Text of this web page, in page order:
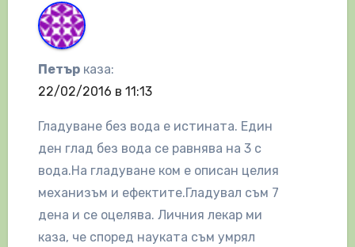
Петър каза:
22/02/2016 в 11:13
Гладуване без вода е истината. Един
ден глад без вода се равнява на 3 с
вода.На гладуване ком е описан целия
механизъм и ефектите.Гладувал съм 7
дена и се оцелява. Личния лекар ми
каза, че според науката съм умрял